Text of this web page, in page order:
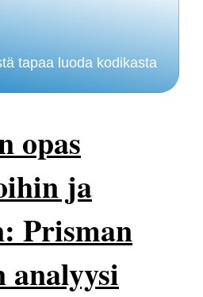
tapaa luoda kodikasta
opas
ja
Prisman
analyysi